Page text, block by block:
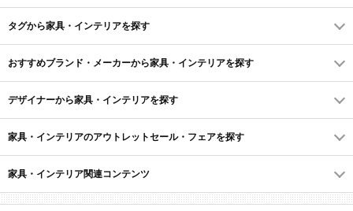
タグから家具・インテリアを探す
おすすめブランド・メーカーから家具・インテリアを探す
デザイナーから家具・インテリアを探す
家具・インテリアのアウトレットセール・フェアを探す
家具・インテリア関連コンテンツ